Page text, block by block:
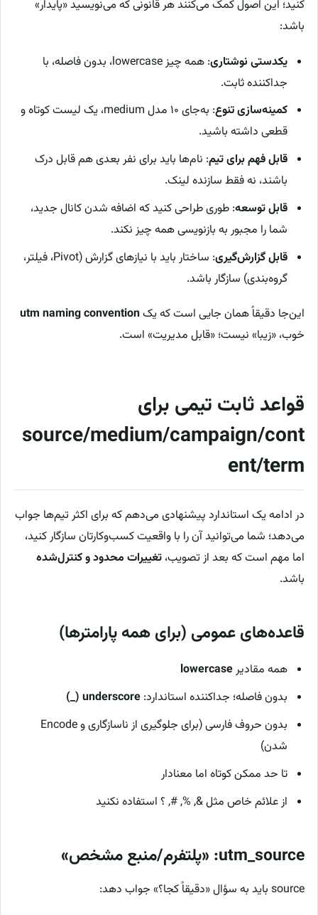
کنید؛ این اصول کمک می‌کنند هر قانونی که می‌نویسید «پایدار»
باشد:
یکدستی نوشتاری
: همه چیز lowercase، بدون فاصله، با
جداکننده ثابت.
کمینه‌سازی تنوع
: به‌جای ۱۰ مدل medium، یک لیست کوتاه و
قطعی داشته باشید.
قابل فهم برای تیم: نام‌ها باید برای نفر بعدی هم قابل درک
باشند، نه فقط سازنده لینک.
قابل توسعه: طوری طراحی کنید که اضافه شدن کانال جدید،
شما را مجبور به بازنویسی همه چیز نکند.
قابل گزارش‌گیری
: ساختار باید با نیازهای گزارش (Pivot، فیلتر،
گروه‌بندی) سازگار باشد.
این‌جا دقیقاً همان جایی است که یکutm naming convention
خوب، «زیبا» نیست؛ «قابل مدیریت» است.
قواعد ثابت تیمی برای
source/medium/campaign/cont
ent/term
در ادامه یک استاندارد پیشنهادی می‌دهم که برای اکثر تیم‌ها جواب
می‌دهد؛ شما می‌توانید آن را با واقعیت کسب‌وکارتان سازگار کنید،
اما مهم است که بعد از تصویب، تغییرات محدود و کنترل‌شده
باشد.
قاعده‌های عمومی (برای همه پارامترها)
همه مقادیرlowercase
بدون فاصله؛ جداکننده استاندارد: underscore (_)
بدون حروف فارسی (برای جلوگیری از ناسازگاری و Encode
شدن)
تا حد ممکن کوتاه اما معنادار
از علائم خاص مثل &, %, #, ؟ استفاده نکنید
utm_source: «پلتفرم/منبع مشخص»
source باید به سؤال «دقیقاً کجا؟» جواب دهد: